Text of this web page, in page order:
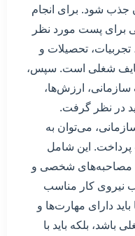
جذب شود. برای انجام
برای پست مورد نظر
تحصیلات و
شغلی است. سپس،
سازمانی، ارزش‌ها،
در نظر گرفت.
می‌توان به
پرداخت. این شامل
مصاحبه‌های شخصی و
نیروی کار مناسب
دارای مهارت‌ها و
باشد، بلکه باید با